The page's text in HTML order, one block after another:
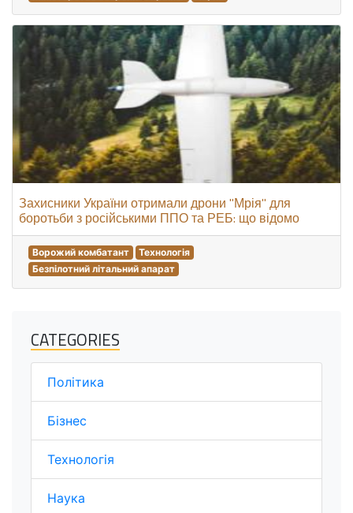
Захисники України отримали дрони "Мрія" для
боротьби з російськими ППО та РЕБ: що відомо
Ворожий комбатант
Технологія
Безпілотний літальний апарат
CATEGORIES
Політика
Бізнес
Технологія
Наука